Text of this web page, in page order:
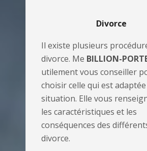
Divorce
Il existe plusieurs
divorce. Me BILLION-
utilement vous conseiller
choisir celle qui est
situation. Elle vous
les caractéristiques et les
conséquences des
divorce.